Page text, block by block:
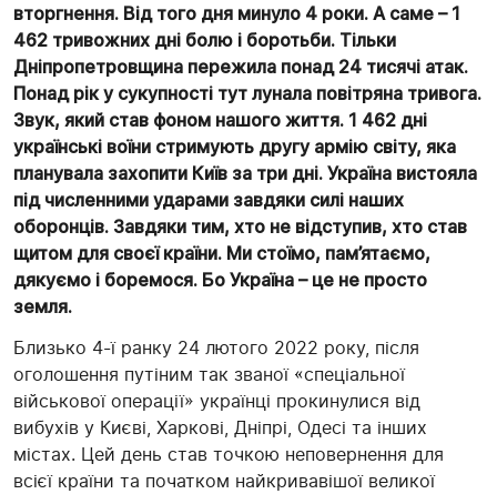
вторгнення. Від того дня минуло 4 роки. А саме – 1
462 тривожних дні болю і боротьби. Тільки
Дніпропетровщина пережила понад 24 тисячі атак.
Понад рік у сукупності тут лунала повітряна тривога.
Звук, який став фоном нашого життя. 1 462 дні
українські воїни стримують другу армію світу, яка
планувала захопити Київ за три дні. Україна вистояла
під численними ударами завдяки силі наших
оборонців. Завдяки тим, хто не відступив, хто став
щитом для своєї країни. Ми стоїмо, пам’ятаємо,
дякуємо і боремося. Бо Україна – це не просто
земля.
Близько 4-ї ранку 24 лютого 2022 року, після
оголошення путіним так званої «спеціальної
військової операції» українці прокинулися від
вибухів у Києві, Харкові, Дніпрі, Одесі та інших
містах. Цей день став точкою неповернення для
всієї країни та початком найкривавішої великої